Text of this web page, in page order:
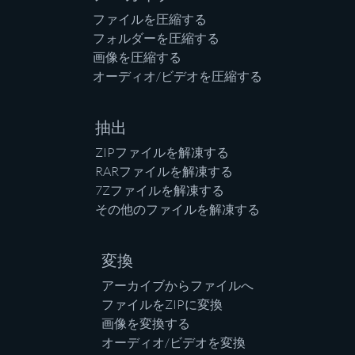
ファイルを圧縮する
フォルダーを圧縮する
画像を圧縮する
オーディオ/ビデオを圧縮する
抽出
ZIPファイルを解凍する
RARファイルを解凍する
7Zファイルを解凍する
その他のファイルを解凍する
変換
アーカイブからファイルへ
ファイルをZIPに変換
画像を変換する
オーディオ/ビデオを変換